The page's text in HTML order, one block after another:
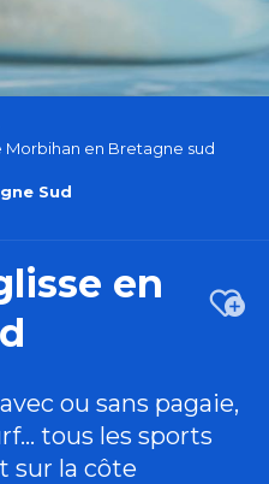
Morbihan en Bretagne sud
Sud
en
ou sans pagaie,
tous les sports
sur la côte